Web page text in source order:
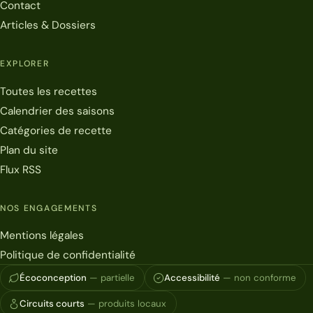
Contact
Articles & Dossiers
EXPLORER
Toutes les recettes
Calendrier des saisons
Catégories de recette
Plan du site
Flux RSS
NOS ENGAGEMENTS
Mentions légales
Politique de confidentialité
Écoconception — partielle Accessibilité — non conforme
Circuits courts — produits locaux